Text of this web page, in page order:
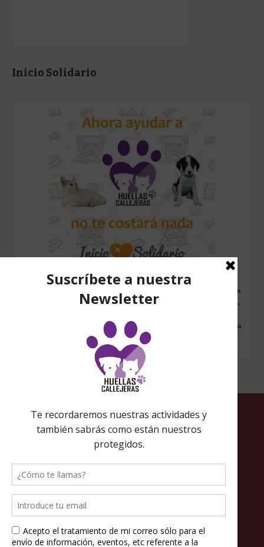
Inicio Solidario
Configura nuestro Inicio Solidario en todos tus dispositivos y cada
vez que entres a hacer una búsqueda en internet desde esa página,
Amazon desde ahí, tu compra será solidaria sin ningún coste extra
para ti.